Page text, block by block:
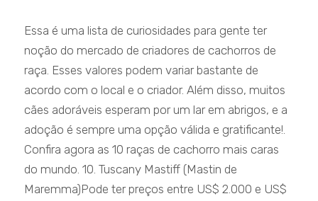
Essa é uma lista de curiosidades para gente ter
noção do mercado de criadores de cachorros de
raça. Esses valores podem variar bastante de
acordo com o local e o criador. Além disso, muitos
cães adoráveis esperam por um lar em abrigos, e a
adoção é sempre uma opção válida e gratificante!.
Confira agora as 10 raças de cachorro mais caras
do mundo. 10. Tuscany Mastiff (Mastin de
Maremma)Pode ter preços entre US$ 2.000 e US$